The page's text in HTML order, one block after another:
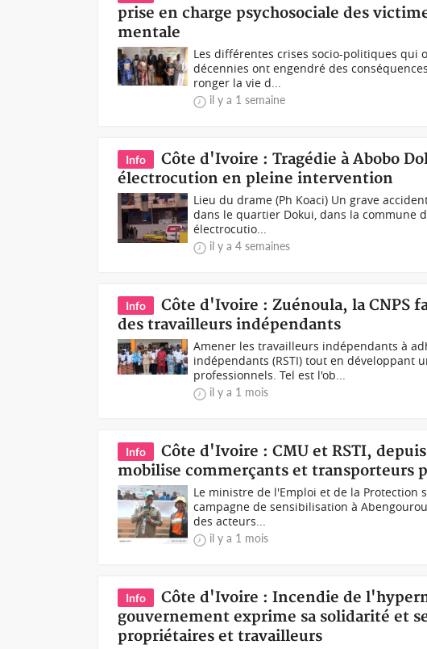
prise en charge psychosociale des
mentale
Les différentes crises socio-politiques qui
décennies ont engendré des
ronger la vie d...
il y a 1 semaine
Info
Côte d'Ivoire : Tragédie à Abobo
électrocution en pleine intervention
Lieu du drame (Ph Koaci) Un grave
dans le quartier Dokui, dans la commune
électrocutio...
il y a 4 semaines
Info
Côte d'Ivoire : Zuénoula, la CNPS
des travailleurs indépendants
Amener les travailleurs indépendants à
indépendants (RSTI) tout en développant
professionnels. Tel est l'ob...
il y a 1 mois
Info
Côte d'Ivoire : CMU et RSTI,
mobilise commerçants et transporteurs
Le ministre de l'Emploi et de la Protection
campagne de sensibilisation à
des acteurs...
il y a 1 mois
Info
Côte d'Ivoire : Incendie de
gouvernement exprime sa solidarité et
propriétaires et travailleurs